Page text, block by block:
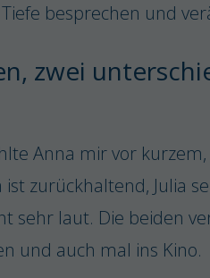
besprechen und
zwei
Anna mir vor
ist zurückhaltend, Julia
sehr laut. Die beiden
und auch mal ins Kino.